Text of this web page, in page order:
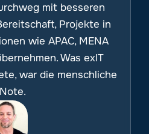
mit besseren
Projekte in
wie APAC, MENA
Was exIT
war die menschliche
Note.